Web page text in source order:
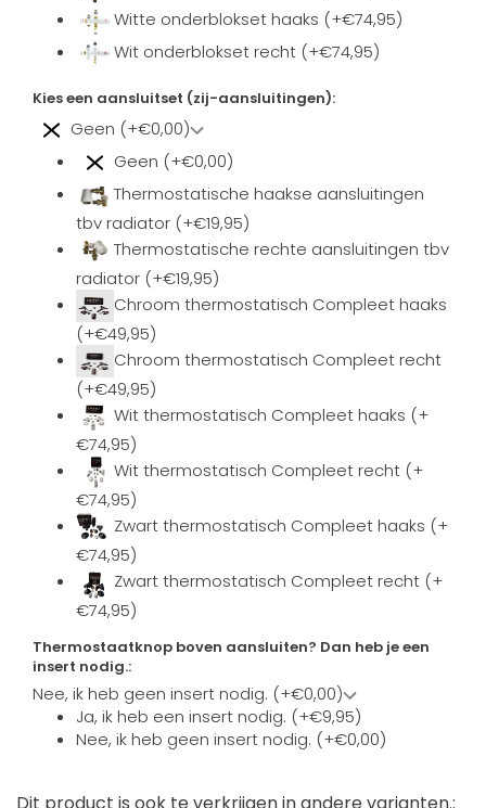
Witte onderblokset haaks (+€74,95)
Wit onderblokset recht (+€74,95)
Kies een aansluitset (zij-aansluitingen):
Geen (+€0,00)
Geen (+€0,00)
Thermostatische haakse aansluitingen
tbv radiator (+€19,95)
Thermostatische rechte aansluitingen tbv
radiator (+€19,95)
Chroom thermostatisch Compleet haaks
(+€49,95)
Chroom thermostatisch Compleet recht
(+€49,95)
Wit thermostatisch Compleet haaks (+
€74,95)
Wit thermostatisch Compleet recht (+
€74,95)
Zwart thermostatisch Compleet haaks (+
€74,95)
Zwart thermostatisch Compleet recht (+
€74,95)
Thermostaatknop boven aansluiten? Dan heb je een
insert nodig.:
Nee, ik heb geen insert nodig. (+€0,00)
Ja, ik heb een insert nodig. (+€9,95)
Nee, ik heb geen insert nodig. (+€0,00)